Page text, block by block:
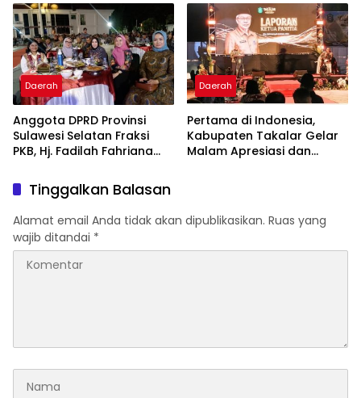
Pelayanan Kesehatan
Berkualitas
2026
Daerah
Anggota DPRD Provinsi
Sulawesi Selatan Fraksi
PKB, Hj. Fadilah Fahriana
Takalar Menyalakan
Lentera Pengabdian
Melalui Malam Apresiasi
dan Inovasi Award 2026
Daerah
Pertama di Indonesia,
Kabupaten Takalar Gelar
Malam Apresiasi dan
Berprestasi
Tinggalkan Balasan
Alamat email Anda tidak akan dipublikasikan. Ruas yang
wajib ditandai *